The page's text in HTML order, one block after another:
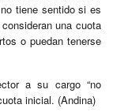
tiene sentido si es
una cuota
o puedan tenerse
a su cargo “no
inicial. (Andina)